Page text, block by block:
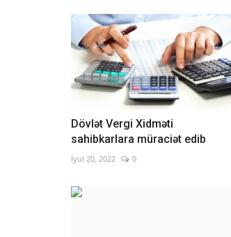
Dövlət Vergi Xidməti
sahibkarlara müraciət edib
İyul 20, 2022 0